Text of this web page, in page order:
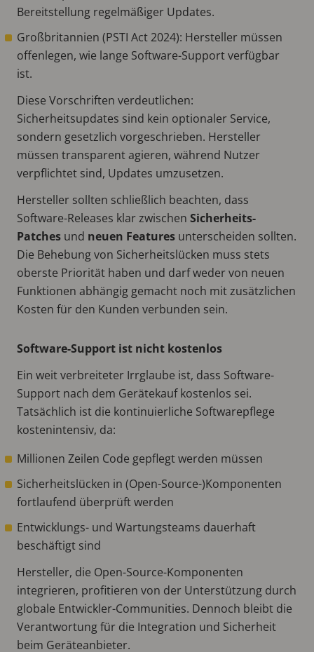
Bereitstellung regelmäßiger Updates.
Großbritannien (PSTI Act 2024): Hersteller müssen
offenlegen, wie lange Software-Support verfügbar
ist.
Diese Vorschriften verdeutlichen:
Sicherheitsupdates sind kein optionaler Service,
sondern gesetzlich vorgeschrieben. Hersteller
müssen transparent agieren, während Nutzer
verpflichtet sind, Updates umzusetzen.
Hersteller sollten schließlich beachten, dass
Software-Releases klar zwischen Sicherheits-
Patches und neuen Features unterscheiden sollten.
Die Behebung von Sicherheitslücken muss stets
oberste Priorität haben und darf weder von neuen
Funktionen abhängig gemacht noch mit zusätzlichen
Kosten für den Kunden verbunden sein.
Software-Support ist nicht kostenlos
Ein weit verbreiteter Irrglaube ist, dass Software-
Support nach dem Gerätekauf kostenlos sei.
Tatsächlich ist die kontinuierliche Softwarepflege
kostenintensiv, da:
Millionen Zeilen Code gepflegt werden müssen
Sicherheitslücken in (Open-Source-)Komponenten
fortlaufend überprüft werden
Entwicklungs- und Wartungsteams dauerhaft
beschäftigt sind
Hersteller, die Open-Source-Komponenten
integrieren, profitieren von der Unterstützung durch
globale Entwickler-Communities. Dennoch bleibt die
Verantwortung für die Integration und Sicherheit
beim Geräteanbieter.